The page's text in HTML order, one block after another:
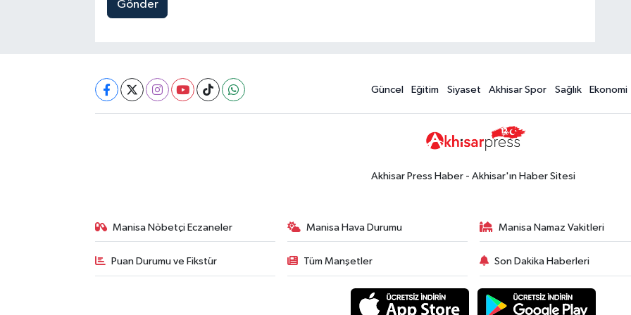
Gönder
Güncel Eğitim Siyaset Akhisar Spor Sağlık Ekonomi
Akhisar Press Haber - Akhisar'ın Haber Sitesi
Manisa Nöbetçi Eczaneler Manisa Hava Durumu Manisa Namaz Vakitleri
Puan Durumu ve Fikstür Tüm Manşetler Son Dakika Haberleri